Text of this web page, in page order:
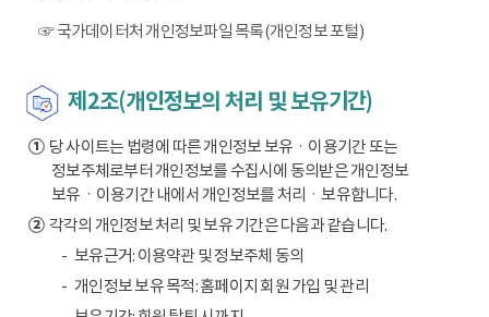
☞ 국가데이터처 개인정보파일 목록(개인정보 포털)
제2조(개인정보의 처리 및 보유기간)
①당 사이트는 법령에 따른 개인정보 보유ㆍ이용기간 또는
정보주체로부터 개인정보를 수집시에 동의받은 개인정보
보유ㆍ이용기간 내에서 개인정보를 처리ㆍ보유합니다.
②각각의 개인정보 처리 및 보유 기간은 다음과 같습니다.
보유근거: 이용약관 및 정보주체 동의
개인정보 보유 목적: 홈페이지 회원 가입 및 관리